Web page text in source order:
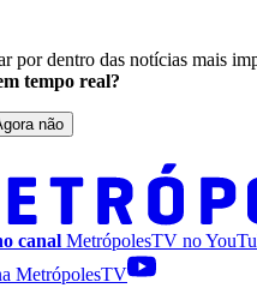
por dentro das notícias mais
tempo real?
não
canal MetrópolesTV no
MetrópolesTV